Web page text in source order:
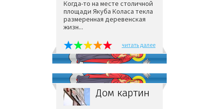
Когда-то на месте столичной
площади Якуба Коласа текла
размеренная деревенская
жизн...
читать далее
Дом картин